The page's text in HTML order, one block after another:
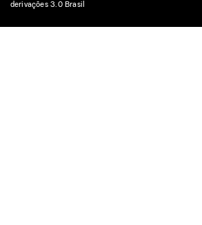
derivações 3.0 Brasil